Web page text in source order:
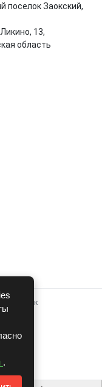
поселок Заокский,
13,
область
.